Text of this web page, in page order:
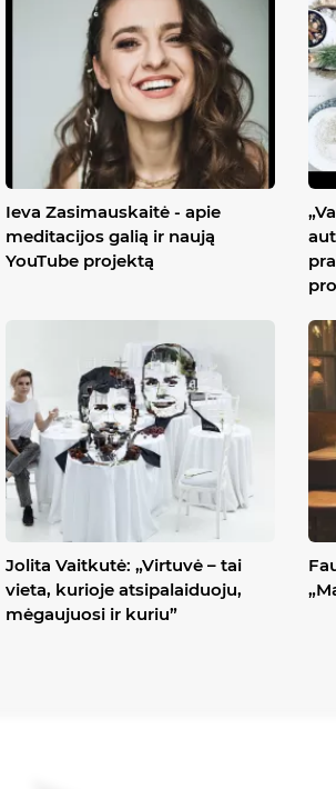
Ieva Zasimauskaitė - apie
meditacijos galią ir naują
YouTube projektą
Jolita Vaitkutė: „Virtuvė – tai
vieta, kurioje atsipalaiduoju,
mėgaujuosi ir kuriu”